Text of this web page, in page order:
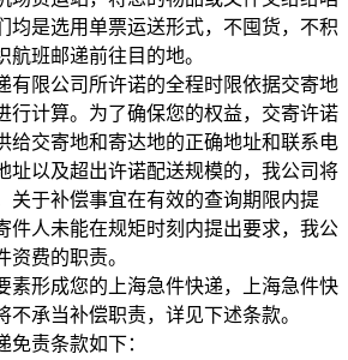
均是选用单票运送形式，不囤货，不积
班邮递前往目的地。
有限公司所许诺的全程时限依据交寄地
行计算。为了确保您的权益，交寄许诺
给交寄地和寄达地的正确地址和联系电
址以及超出许诺配送规模的，我公司将
关于补偿事宜在有效的查询期限内提
件人未能在规矩时刻内提出要求，我公
资费的职责。
素形成您的上海急件快递，上海急件快
不承当补偿职责，详见下述条款。
免责条款如下：